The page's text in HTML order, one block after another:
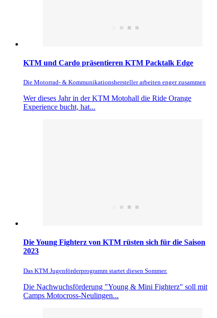
KTM und Cardo präsentieren KTM Packtalk Edge
Die Motorrad- & Kommunikationshersteller arbeiten enger zusammen
Wer dieses Jahr in der KTM Motohall die Ride Orange
Experience bucht, hat...
Die Young Fighterz von KTM rüsten sich für die Saison
2023
Das KTM Jugenförderprogramm startet diesen Sommer.
Die Nachwuchsförderung "Young & Mini Fighterz" soll mit
Camps Motocross-Neulingen...